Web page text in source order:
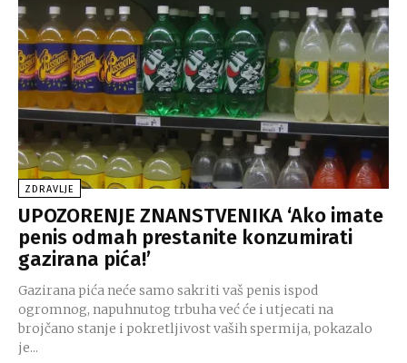
ZDRAVLJE
UPOZORENJE ZNANSTVENIKA ‘Ako imate
penis odmah prestanite konzumirati
gazirana pića!’
Gazirana pića neće samo sakriti vaš penis ispod
ogromnog, napuhnutog trbuha već će i utjecati na
brojčano stanje i pokretljivost vaših spermija, pokazalo
je...